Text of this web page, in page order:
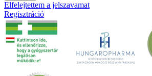
Elfelejtettem a jelszavamat
Regisztráció